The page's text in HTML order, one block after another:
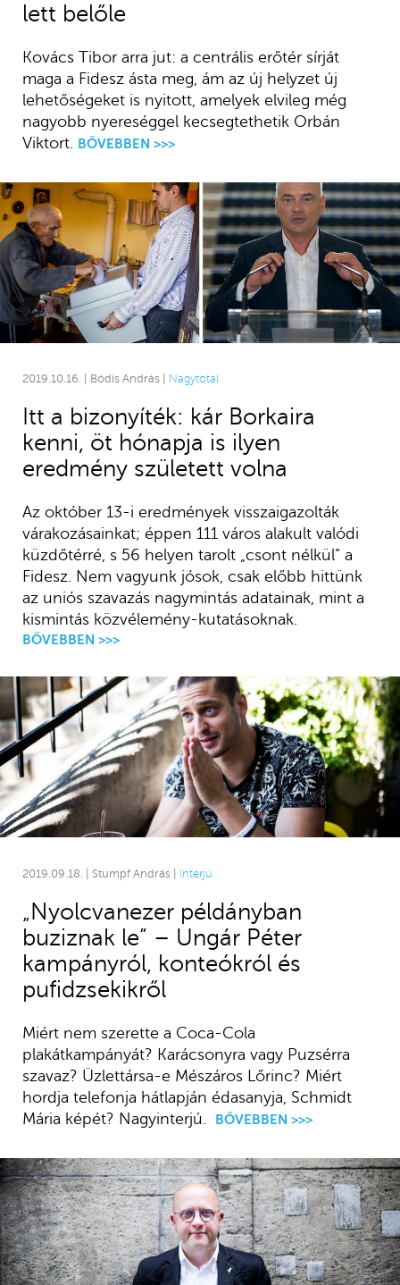
lett belőle
Kovács Tibor arra jut: a centrális erőtér sírját
maga a Fidesz ásta meg, ám az új helyzet új
lehetőségeket is nyitott, amelyek elvileg még
nagyobb nyereséggel kecsegtethetik Orbán
Viktort.
BŐVEBBEN >>>
2019.10.16. | Bódis András | Nagytotál
Itt a bizonyíték: kár Borkaira
kenni, öt hónapja is ilyen
eredmény született volna
Az október 13-i eredmények visszaigazolták
várakozásainkat; éppen 111 város alakult valódi
küzdőtérré, s 56 helyen tarolt „csont nélkül” a
Fidesz. Nem vagyunk jósok, csak előbb hittünk
az uniós szavazás nagymintás adatainak, mint a
kismintás közvélemény-kutatásoknak.
BŐVEBBEN >>>
2019.09.18. | Stumpf András | Interjú
„Nyolcvanezer példányban
buziznak le” – Ungár Péter
kampányról, konteókról és
pufidzsekikről
Miért nem szerette a Coca-Cola
plakátkampányát? Karácsonyra vagy Puzsérra
szavaz? Üzlettársa-e Mészáros Lőrinc? Miért
hordja telefonja hátlapján édasanyja, Schmidt
Mária képét? Nagyinterjú.
BŐVEBBEN >>>